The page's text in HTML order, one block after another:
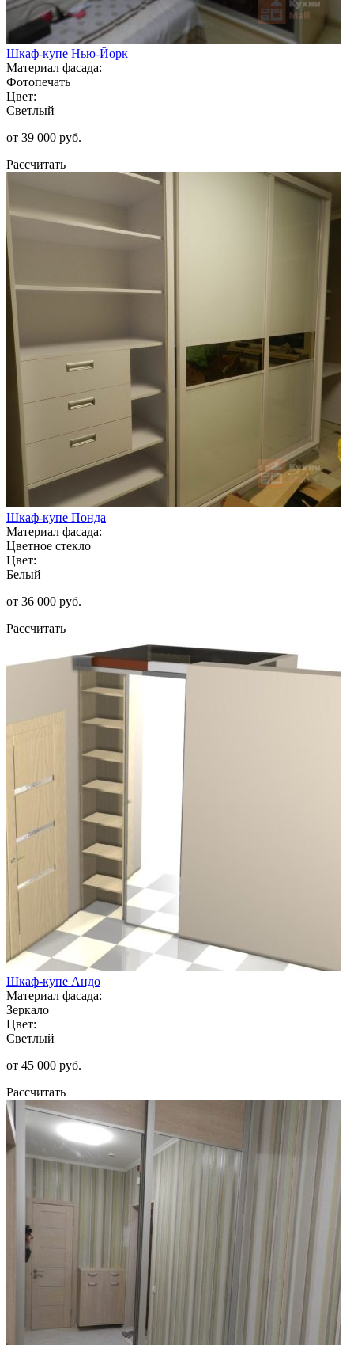
Шкаф-купе Нью-Йорк
Материал фасада:
Фотопечать
Цвет:
Светлый
от 39 000 руб.
Рассчитать
Шкаф-купе Понда
Материал фасада:
Цветное стекло
Цвет:
Белый
от 36 000 руб.
Рассчитать
Шкаф-купе Андо
Материал фасада:
Зеркало
Цвет:
Светлый
от 45 000 руб.
Рассчитать